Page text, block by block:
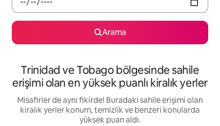
Arama
Trinidad ve Tobago bölgesinde sahile
erişimi olan en yüksek puanlı kiralık yerler
Misafirler de aynı fikirde! Buradaki sahile erişimi olan
kiralık yerler konum, temizlik ve benzeri konularda
yüksek puan aldı.